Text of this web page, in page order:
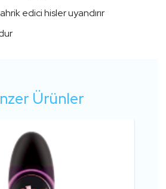
edici hisler uyandırır
Ürünler